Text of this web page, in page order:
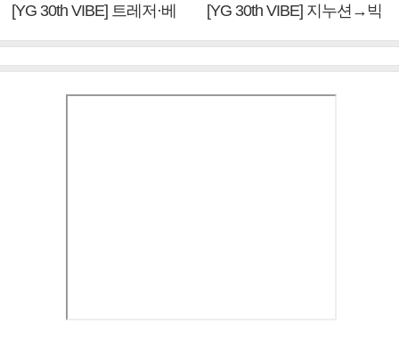
[YG 30th VIBE] 트레저·베
[YG 30th VIBE] 지누션→빅